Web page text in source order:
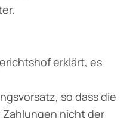
erklärt, es
so dass die
nicht der